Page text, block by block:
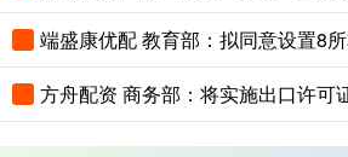
端盛康优配 教育部：拟同意设置8